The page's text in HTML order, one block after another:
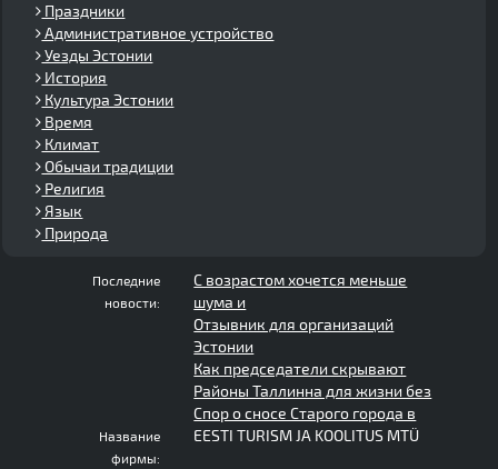
Праздники
Административное устройство
Уезды Эстонии
История
Культура Эстонии
Время
Климат
Обычаи традиции
Религия
Язык
Природа
Последние
новости:
С возрастом хочется меньше
шума и
Отзывник для организаций
Эстонии
Как председатели скрывают
Районы Таллинна для жизни без
Спор о сносе Старого города в
Название
фирмы:
EESTI TURISM JA KOOLITUS MTÜ